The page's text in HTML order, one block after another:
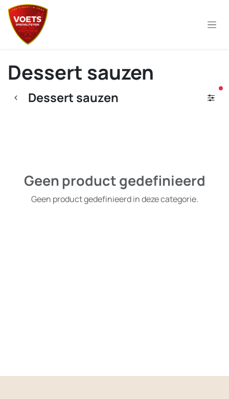
Overslaan naar inhoud
Dessert sauzen
Dessert sauzen
Geen product gedefinieerd
Geen product gedefinieerd in deze categorie.